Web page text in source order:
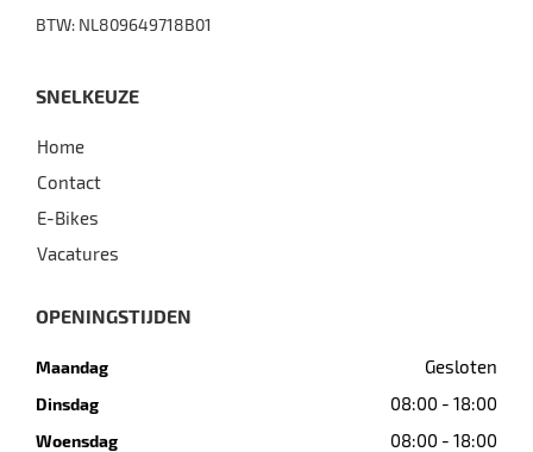
BTW: NL809649718B01
SNELKEUZE
Home
Contact
E-Bikes
Vacatures
OPENINGSTIJDEN
Maandag Gesloten
Dinsdag 08:00 - 18:00
Woensdag 08:00 - 18:00